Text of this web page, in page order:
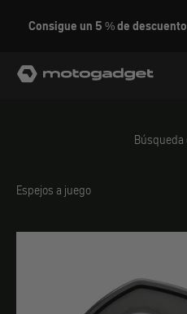
Consigue un 5 % de
motogadget GmbH
Búsqueda
Espejos a juego